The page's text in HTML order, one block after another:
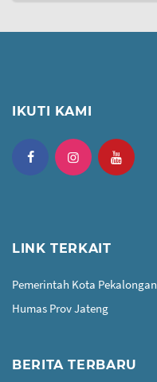
IKUTI KAMI
LINK TERKAIT
Pemerintah Kota Pekalongan
Humas Prov Jateng
BERITA TERBARU